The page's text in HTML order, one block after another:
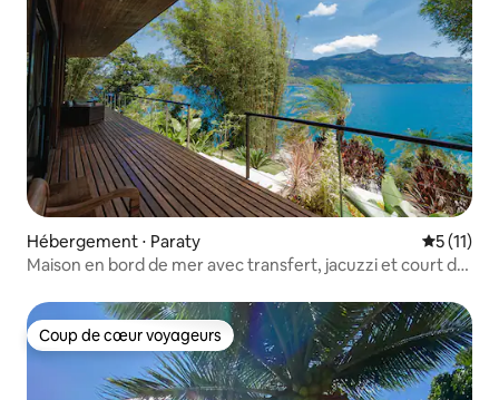
Hébergement ⋅ Paraty
5 (11)
Maison en bord de mer avec transfert, jacuzzi et court de
Coup de cœur voyageurs
Coup de cœur voyageurs